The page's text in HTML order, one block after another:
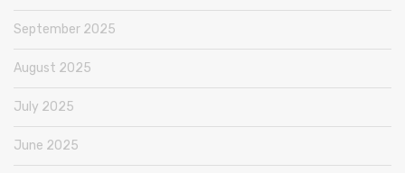
September 2025
August 2025
July 2025
June 2025